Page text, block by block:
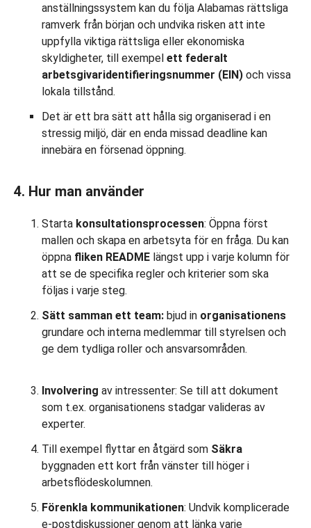
anställningssystem kan du följa Alabamas rättsliga
ramverk från början och undvika risken att inte
uppfylla viktiga rättsliga eller ekonomiska
skyldigheter, till exempel ett federalt
arbetsgivaridentifieringsnummer (EIN) och vissa
lokala tillstånd.
Det är ett bra sätt att hålla sig organiserad i en
stressig miljö, där en enda missad deadline kan
innebära en försenad öppning.
4. Hur man använder
Starta konsultationsprocessen: Öppna först
mallen och skapa en arbetsyta för en fråga. Du kan
öppna fliken README längst upp i varje kolumn för
att se de specifika regler och kriterier som ska
följas i varje steg.
Sätt samman ett team: bjud in organisationens
grundare och interna medlemmar till styrelsen och
ge dem tydliga roller och ansvarsområden.
Involvering av intressenter: Se till att dokument
som t.ex. organisationens stadgar valideras av
experter.
Till exempel flyttar en åtgärd som Säkra
byggnaden ett kort från vänster till höger i
arbetsflödeskolumnen.
Förenkla kommunikationen: Undvik komplicerade
e-postdiskussioner genom att länka varje